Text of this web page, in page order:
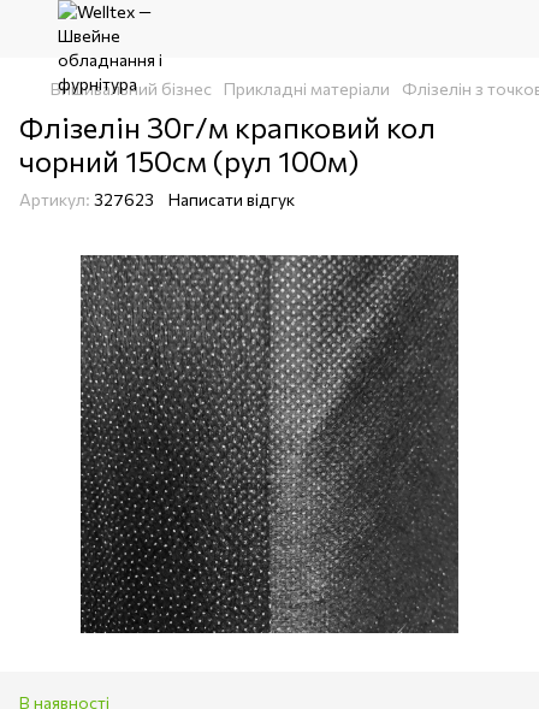
Вишивальний бізнес Прикладні матеріали Флізелін з
Флізелін 30г/м крапковий кол
чорний 150см (рул 100м)
Артикул: 327623 Написати відгук
В наявності